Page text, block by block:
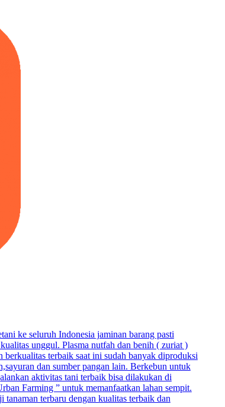
ke seluruh Indonesia jaminan barang pasti
unggul. Plasma nutfah dan benih ( zuriat )
berkualitas terbaik saat ini sudah banyak diproduksi
dan sumber pangan lain. Berkebun untuk
aktivitas tani terbaik bisa dilakukan di
Farming ” untuk memanfaatkan lahan sempit.
terbaru dengan kualitas terbaik dan